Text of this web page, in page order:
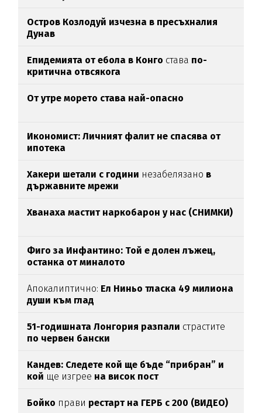
Остров Козлодуй изчезна в пресъхналия
Дунав
Епидемията от ебола в Конго става по-
критична отвсякога
От утре морето става най-опасно
Икономист: Личният фалит не спасява от
ипотека
Хакери шетали с години незабелязано в
държавните мрежи
Хванаха мастит наркобарон у нас (СНИМКИ)
Фиго за Инфантино: Той е долен лъжец,
останка от миналото
Апокалиптично: Ел Ниньо тласка 49 милиона
души към глад
51-годишната Лонгория разпали страстите
по червен бански
Кандев: Следете кой ще бъде “прибран” и
кой ще изгрее на висок пост
Бойко прави рестарт на ГЕРБ с 200 (ВИДЕО)